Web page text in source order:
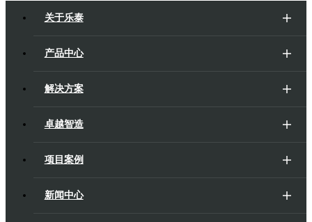
关于乐泰
产品中心
解决方案
卓越智造
项目案例
新闻中心